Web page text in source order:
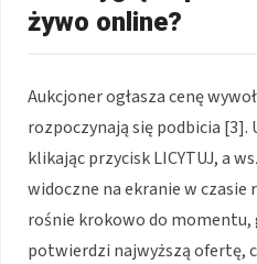
żywo online?
Aukcjoner ogłasza cenę
rozpoczynają się podbicia [3].
klikając przycisk LICYTUJ, a
widoczne na ekranie w czasie
rośnie krokowo do momentu,
potwierdzi najwyższą ofertę,